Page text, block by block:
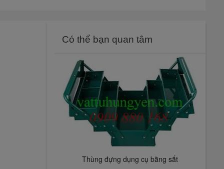
Có thể bạn quan tâm
Thùng đựng dụng cụ bằng sắt